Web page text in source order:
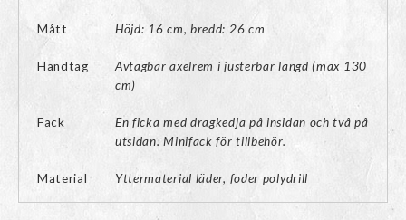
Mått Höjd: 16 cm, bredd: 26 cm
Handtag
Avtagbar axelrem i justerbar längd (max 130
cm)
Fack
En ficka med dragkedja på insidan och två på
utsidan. Minifack för tillbehör.
Material Yttermaterial läder, foder polydrill